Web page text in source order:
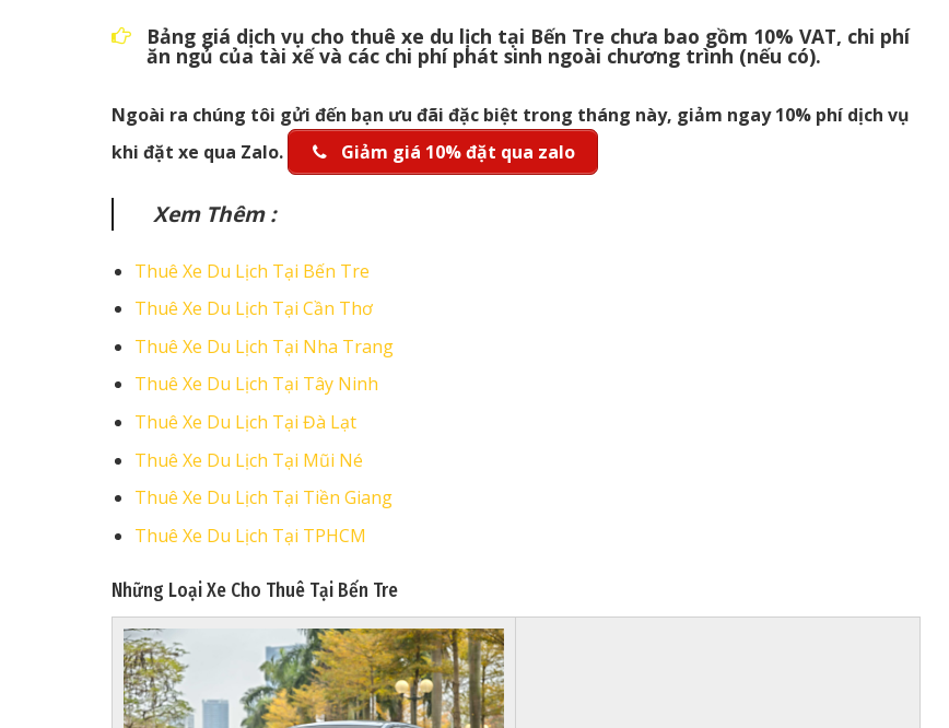
Bảng giá dịch vụ cho thuê xe du lịch tại Bến Tre chưa bao gồm 10% VAT, chi phí
ăn ngủ của tài xế và các chi phí phát sinh ngoài chương trình (nếu có).
Ngoài ra chúng tôi gửi đến bạn ưu đãi đặc biệt trong tháng này, giảm ngay 10% phí dịch vụ
khi đặt xe qua Zalo.
Giảm giá 10% đặt qua zalo
Xem Thêm :
Thuê Xe Du Lịch Tại Bến Tre
Thuê Xe Du Lịch Tại Cần Thơ
Thuê Xe Du Lịch Tại Nha Trang
Thuê Xe Du Lịch Tại Tây Ninh
Thuê Xe Du Lịch Tại Đà Lạt
Thuê Xe Du Lịch Tại Mũi Né
Thuê Xe Du Lịch Tại Tiền Giang
Thuê Xe Du Lịch Tại TPHCM
Những Loại Xe Cho Thuê Tại Bến Tre